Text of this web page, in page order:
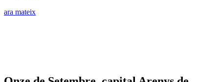
ara mateix